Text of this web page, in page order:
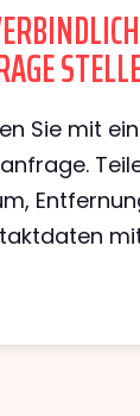
Sie mit